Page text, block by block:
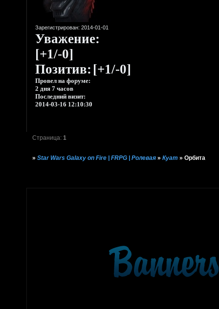
Зарегистрирован: 2014-01-01
Уважение:
[+1/-0]
Позитив: [+1/-0]
Провел на форуме:
2 дня 7 часов
Последний визит:
2014-03-16 12:10:30
Страница:1
»Star Wars Galaxy on Fire | FRPG | Ролевая »Куат »Орбита